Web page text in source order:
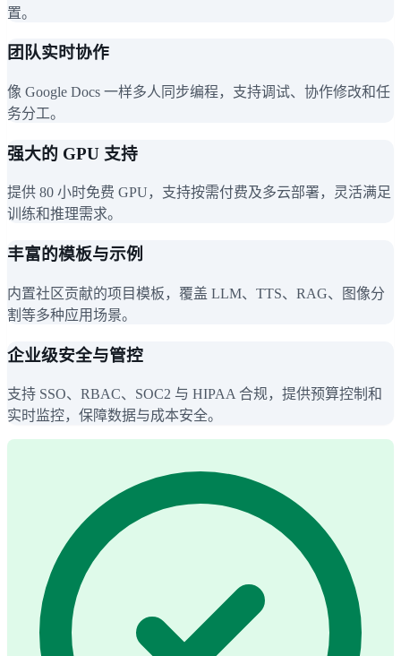
置。
团队实时协作
像 Google Docs 一样多人同步编程，支持调试、协作修改和任
务分工。
强大的 GPU 支持
提供 80 小时免费 GPU，支持按需付费及多云部署，灵活满足
训练和推理需求。
丰富的模板与示例
内置社区贡献的项目模板，覆盖 LLM、TTS、RAG、图像分
割等多种应用场景。
企业级安全与管控
支持 SSO、RBAC、SOC2 与 HIPAA 合规，提供预算控制和
实时监控，保障数据与成本安全。